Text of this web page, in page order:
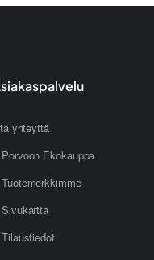
yhteyttä
Porvoon Ekokauppa
Tuotemerkkimme
Sivukartta
Tilaustiedot